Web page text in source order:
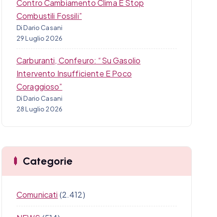
Contro Cambiamento Clima E Stop
Combustili Fossili”
Di Dario Casani
29 Luglio 2026
Carburanti, Confeuro: “Su Gasolio
Intervento Insufficiente E Poco
Coraggioso”
Di Dario Casani
28 Luglio 2026
Categorie
Comunicati (2.412)